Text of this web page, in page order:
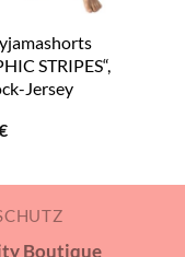
STRIPES“,
Jersey
Boutique